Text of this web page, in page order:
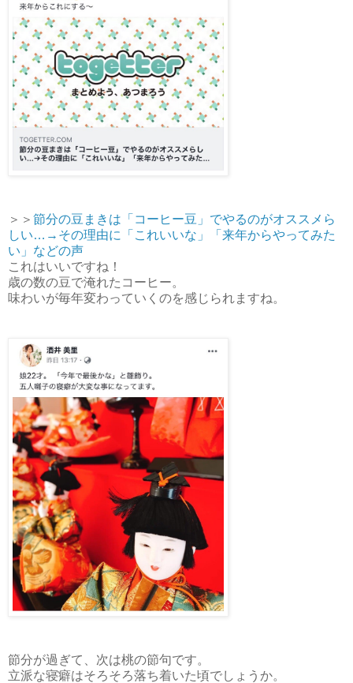
＞＞ 節分の豆まきは「コーヒー豆」でやるのがオススメら
しい…→その理由に「これいいな」「来年からやってみた
い」などの声
これはいいですね！
歳の数の豆で淹れたコーヒー。
味わいが毎年変わっていくのを感じられますね。
節分が過ぎて、次は桃の節句です。
立派な寝癖はそろそろ落ち着いた頃でしょうか。